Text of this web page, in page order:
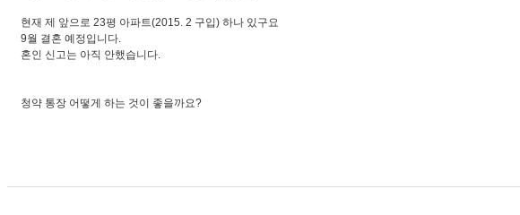
현재 제 앞으로 23평 아파트(2015. 2 구입) 하나 있구요
9월 결혼 예정입니다.
혼인 신고는 아직 안했습니다.
청약 통장 어떻게 하는 것이 좋을까요?